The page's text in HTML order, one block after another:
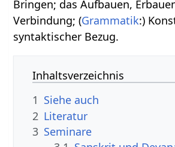
Bringen; das Aufbauen,
Verbindung; (Grammatik:)
syntaktischer Bezug.
Inhaltsverzeichnis
1 Siehe auch
2 Literatur
3 Seminare